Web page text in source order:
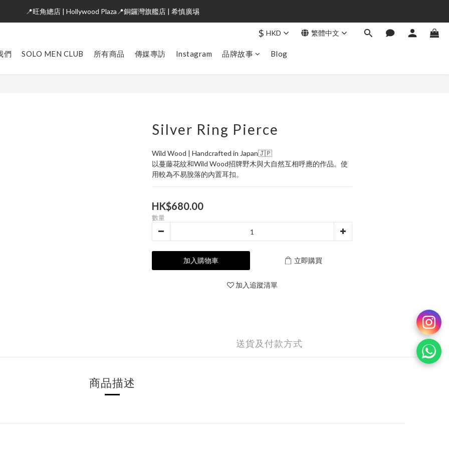
📍旺角總店 | Hollywood Plaza📍銅鑼灣旗艦店 | 希慎廣埸
$ HKD 繁體中文
們 SOLO MEN CLUB 所有商品 傳媒專訪 Instagram 品牌故事 Blog
Silver Ring Pierce
Wild Wood | Handcrafted in Japan🇯🇵
以蔓藤花紋和Wild Wood招牌野木與大自然互相呼應的作品。使
用較為不易脫落的內置耳扣。
HK$680.00
數量
加入購物車 立即購買
加入追蹤清單
送貨及付款方式
商品描述